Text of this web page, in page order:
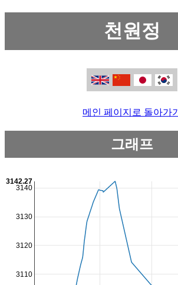
천원정
메인 페이지로 돌아가기
그래프
3110
3120
3130
3140
3142.27